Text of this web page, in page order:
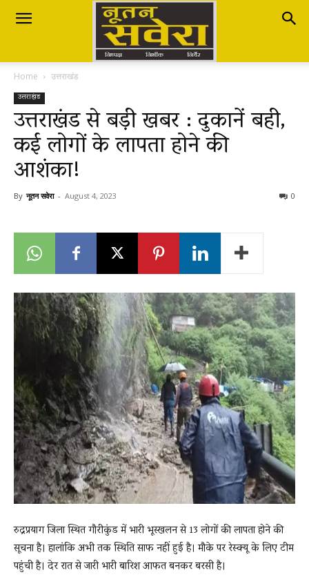
Nutan
Savera
नूतन
सवेरा
Breaking
LIVE
Home उत्तराखंड
उत्तराखंड
उत्तराखंड से बड़ी खबर : दुकानें बही,
कई लोगों के लापता होने की
आशंका!
By नूतन सवेरा - August 4, 2023 0
रुद्रप्रयाग जिला स्थित गौरीकुंड में भारी भूस्खलन से 13 लोगों की लापता होने की
सूचना है। हालांकि अभी तक स्थिति साफ नहीं हुई है। मौके पर रेस्क्यू के लिए टीम
पहुंची है। देर रात से जारी भारी बारिश आफत बनकर बरसी है।